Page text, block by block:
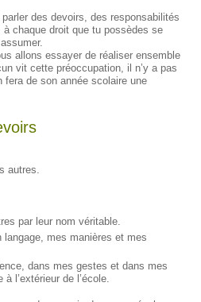
des devoirs, des responsabilités
chaque droit que tu possèdes se
allons essayer de réaliser ensemble
vit cette préoccupation, il n’y a pas
fera de son année scolaire une
autres.
par leur nom véritable.
langage, mes manières et mes
dans mes gestes et dans mes
l’extérieur de l’école.